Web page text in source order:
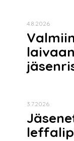
4.8.2026
3.7.2026